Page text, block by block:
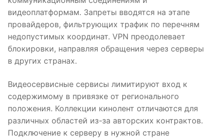
видеоплатформам. Запреты вводятся на этапе
провайдеров, фильтрующих трафик по перечням
недопустимых координат. VPN преодолевает
блокировки, направляя обращения через серверы
в других странах.
Видеосервисные сервисы лимитируют вход к
содержимому в привязке от регионального
положения. Коллекции кинолент отличаются для
различных областей из-за авторских контрактов.
Подключение к серверу в нужной стране